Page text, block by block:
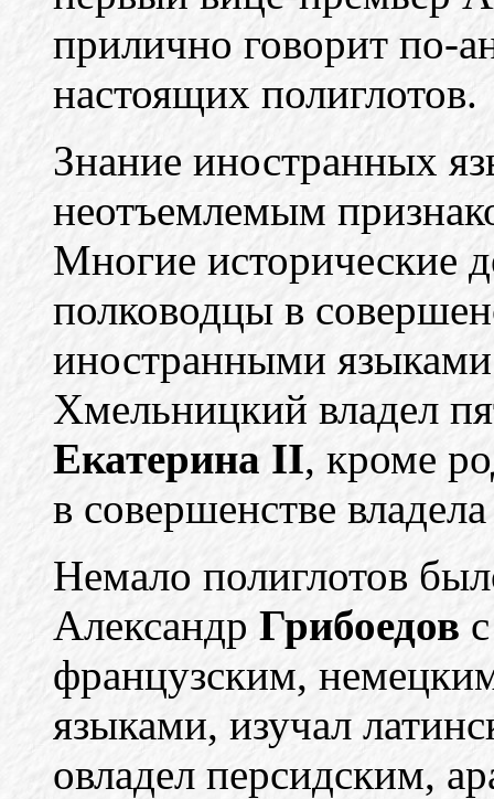
прилично говорит по-
настоящих полиглотов.
Знание иностранных
неотъемлемым
Многие исторические
полководцы в
иностранными
Хмельницкий владел
Екатерина II, кроме
в совершенстве
Немало полиглотов
Александр Грибоедов
французским,
языками, изучал
овладел персидским,